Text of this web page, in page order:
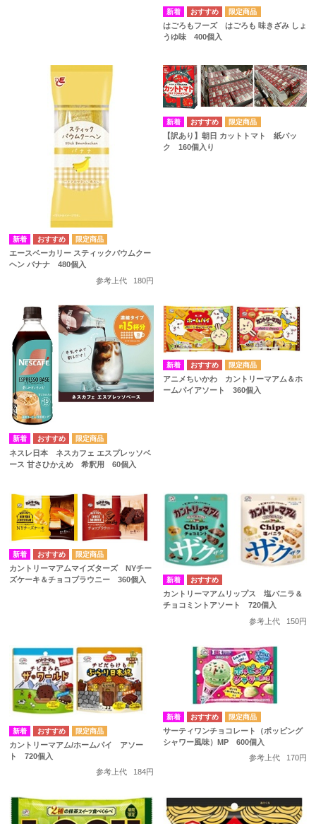
はごろもフーズ はごろも 味きざみ しょ
うゆ味 400個入
エースベーカリー スティックバウムクー
ヘン バナナ 480個入
参考上代
180円
【訳あり】朝日 カットトマト 紙パッ
ク 160個入り
ネスレ日本 ネスカフェ エスプレッソベ
ース 甘さひかえめ 希釈用 60個入
アニメちいかわ カントリーマアム＆ホ
ームパイアソート 360個入
カントリーマアムマイズターズ NYチー
ズケーキ＆チョコブラウニー 360個入
カントリーマアムリップス 塩バニラ＆
チョコミントアソート 720個入
参考上代
150円
カントリーマアム/ホームパイ アソー
ト 720個入
参考上代
184円
サーティワンチョコレート（ポッピング
シャワー風味）MP 600個入
参考上代
170円